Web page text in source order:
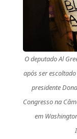
O deputado Al
após ser
presidente
Congresso na
em